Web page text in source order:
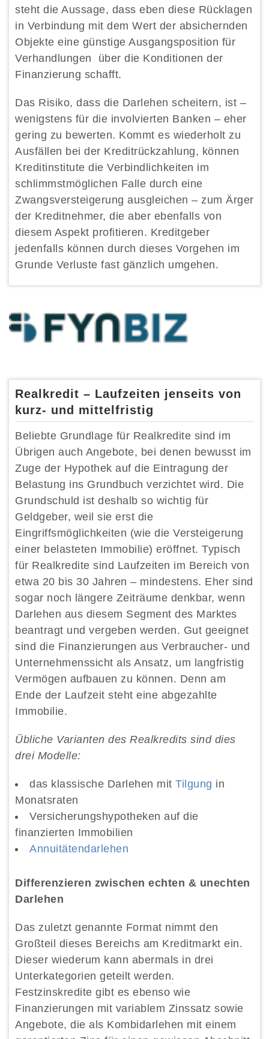
steht die Aussage, dass eben diese Rücklagen
in Verbindung mit dem Wert der absichernden
Objekte eine günstige Ausgangsposition für
Verhandlungen über die Konditionen der
Finanzierung schafft.
Das Risiko, dass die Darlehen scheitern, ist –
wenigstens für die involvierten Banken – eher
gering zu bewerten. Kommt es wiederholt zu
Ausfällen bei der Kreditrückzahlung, können
Kreditinstitute die Verbindlichkeiten im
schlimmstmöglichen Falle durch eine
Zwangsversteigerung ausgleichen – zum Ärger
der Kreditnehmer, die aber ebenfalls von
diesem Aspekt profitieren. Kreditgeber
jedenfalls können durch dieses Vorgehen im
Grunde Verluste fast gänzlich umgehen.
Realkredit – Laufzeiten jenseits von
kurz- und mittelfristig
Beliebte Grundlage für Realkredite sind im
Übrigen auch Angebote, bei denen bewusst im
Zuge der Hypothek auf die Eintragung der
Belastung ins Grundbuch verzichtet wird. Die
Grundschuld ist deshalb so wichtig für
Geldgeber, weil sie erst die
Eingriffsmöglichkeiten (wie die Versteigerung
einer belasteten Immobilie) eröffnet. Typisch
für Realkredite sind Laufzeiten im Bereich von
etwa 20 bis 30 Jahren – mindestens. Eher sind
sogar noch längere Zeiträume denkbar, wenn
Darlehen aus diesem Segment des Marktes
beantragt und vergeben werden. Gut geeignet
sind die Finanzierungen aus Verbraucher- und
Unternehmenssicht als Ansatz, um langfristig
Vermögen aufbauen zu können. Denn am
Ende der Laufzeit steht eine abgezahlte
Immobilie.
Übliche Varianten des Realkredits sind dies
drei Modelle:
das klassische Darlehen mit Tilgung in
Monatsraten
Versicherungshypotheken auf die
finanzierten Immobilien
Annuitätendarlehen
Differenzieren zwischen echten & unechten
Darlehen
Das zuletzt genannte Format nimmt den
Großteil dieses Bereichs am Kreditmarkt ein.
Dieser wiederum kann abermals in drei
Unterkategorien geteilt werden.
Festzinskredite gibt es ebenso wie
Finanzierungen mit variablem Zinssatz sowie
Angebote, die als Kombidarlehen mit einem